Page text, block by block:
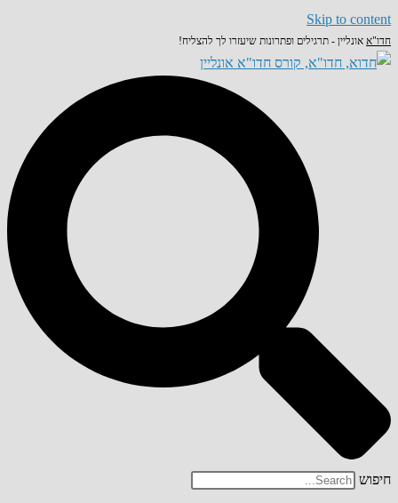
Skip to content
חדו"א אונליין - תרגילים ופתרונות שיעזרו לך להצליח!
חיפוש